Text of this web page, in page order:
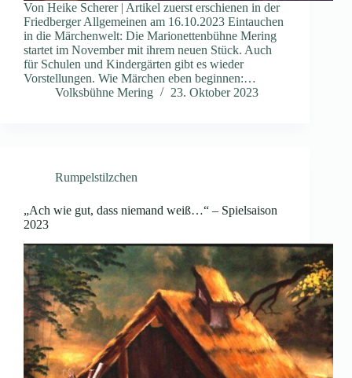
Von Heike Scherer | Artikel zuerst erschienen in der
Friedberger Allgemeinen am 16.10.2023 Eintauchen
in die Märchenwelt: Die Marionettenbühne Mering
startet im November mit ihrem neuen Stück. Auch
für Schulen und Kindergärten gibt es wieder
Vorstellungen. Wie Märchen eben beginnen:…
Volksbühne Mering
23. Oktober 2023
Rumpelstilzchen
„Ach wie gut, dass niemand weiß…“ – Spielsaison
2023